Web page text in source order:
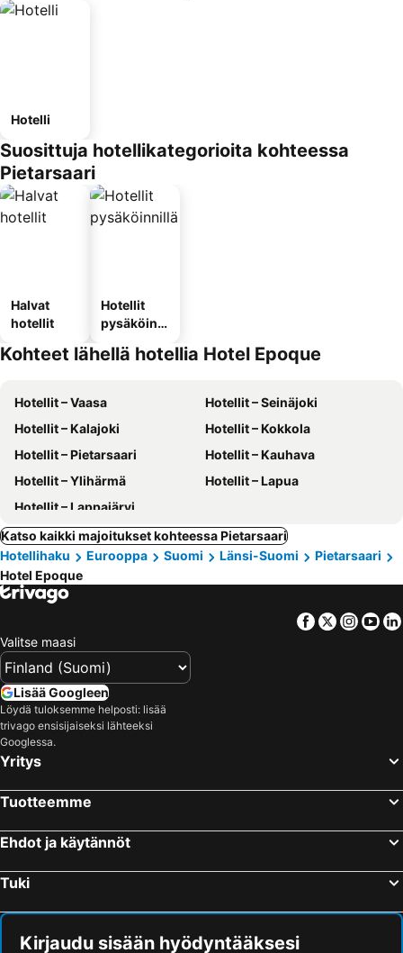
Hotelli
Suosittuja hotellikategorioita kohteessa
Pietarsaari
Halvat
hotellit
Hotellit
pysäköinni
Kohteet lähellä hotellia Hotel Epoque
Hotellit – Vaasa
Hotellit – Seinäjoki
Hotellit – Kalajoki
Hotellit – Kokkola
Hotellit – Pietarsaari
Hotellit – Kauhava
Hotellit – Ylihärmä
Hotellit – Lapua
Hotellit – Lappajärvi
Katso kaikki majoitukset kohteessa Pietarsaari
Hotellihaku
Eurooppa Suomi Länsi-Suomi
Pietarsaari
Hotel Epoque
Facebook
Twitter
Valitse maasi
Lisää Googleen
Löydä tuloksemme helposti: lisää
trivago ensisijaiseksi lähteeksi
Googlessa.
Yritys
Tuotteemme
Ehdot ja käytännöt
Tuki
Kirjaudu sisään hyödyntääksesi